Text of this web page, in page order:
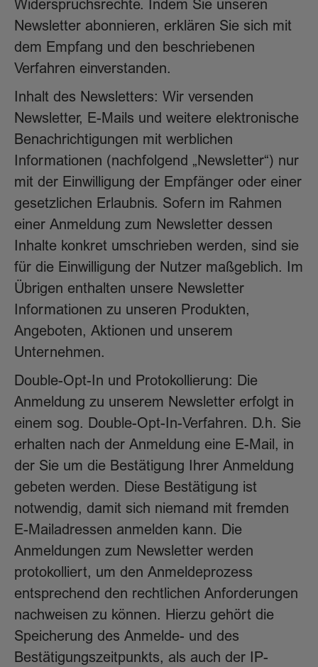
Widerspruchsrechte. Indem Sie unseren
Newsletter abonnieren, erklären Sie sich mit
dem Empfang und den beschriebenen
Verfahren einverstanden.
Inhalt des Newsletters: Wir versenden
Newsletter, E-Mails und weitere elektronische
Benachrichtigungen mit werblichen
Informationen (nachfolgend „Newsletter“) nur
mit der Einwilligung der Empfänger oder einer
gesetzlichen Erlaubnis. Sofern im Rahmen
einer Anmeldung zum Newsletter dessen
Inhalte konkret umschrieben werden, sind sie
für die Einwilligung der Nutzer maßgeblich. Im
Übrigen enthalten unsere Newsletter
Informationen zu unseren Produkten,
Angeboten, Aktionen und unserem
Unternehmen.
Double-Opt-In und Protokollierung: Die
Anmeldung zu unserem Newsletter erfolgt in
einem sog. Double-Opt-In-Verfahren. D.h. Sie
erhalten nach der Anmeldung eine E-Mail, in
der Sie um die Bestätigung Ihrer Anmeldung
gebeten werden. Diese Bestätigung ist
notwendig, damit sich niemand mit fremden
E-Mailadressen anmelden kann. Die
Anmeldungen zum Newsletter werden
protokolliert, um den Anmeldeprozess
entsprechend den rechtlichen Anforderungen
nachweisen zu können. Hierzu gehört die
Speicherung des Anmelde- und des
Bestätigungszeitpunkts, als auch der IP-